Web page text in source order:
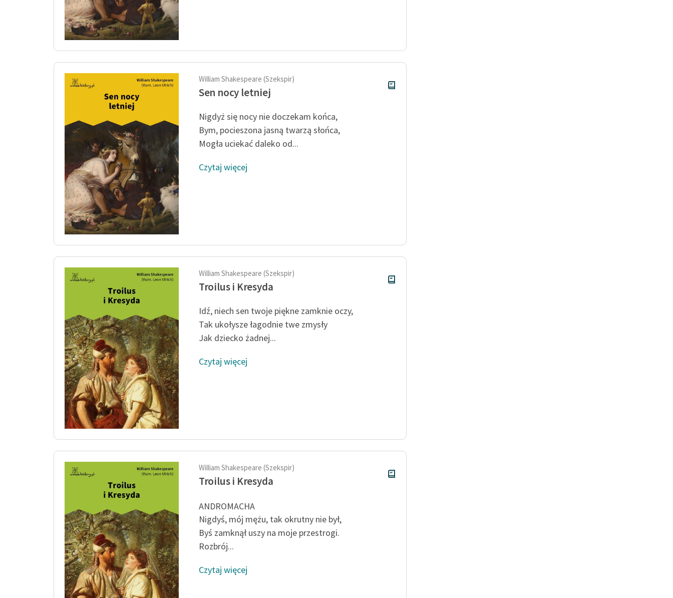
William Shakespeare (Szekspir)
Sen nocy letniej
Nigdyż się nocy nie doczekam końca,
Bym, pocieszona jasną twarzą słońca,
Mogła uciekać daleko od...
Czytaj więcej
William Shakespeare (Szekspir)
Troilus i Kresyda
Idź, niech sen twoje piękne zamknie oczy,
Tak ukołysze łagodnie twe zmysły
Jak dziecko żadnej...
Czytaj więcej
William Shakespeare (Szekspir)
Troilus i Kresyda
ANDROMACHA
Nigdyś, mój mężu, tak okrutny nie był,
Byś zamknął uszy na moje przestrogi.
Rozbrój...
Czytaj więcej